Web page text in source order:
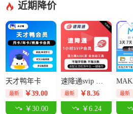
近期降价
天才鸭年卡
最新 ￥39.00
￥30.00
速降通svip 1小时卡【限价14元】
最新 ￥8.36
￥6.24
最新